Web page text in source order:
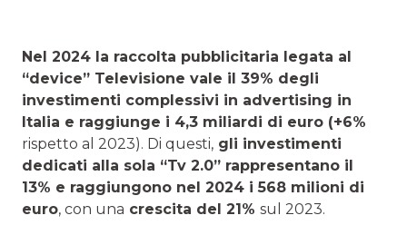
Nel 2024 la raccolta pubblicitaria legata al
“device” Televisione vale il 39% degli
investimenti complessivi in advertising in
Italia e raggiunge i 4,3 miliardi di euro (+6%
rispetto al 2023). Di questi, gli investimenti
dedicati alla sola “Tv 2.0” rappresentano il
13% e raggiungono nel 2024 i 568 milioni di
euro, con una crescita del 21% sul 2023.